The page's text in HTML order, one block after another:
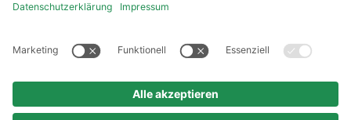
Rechtliches
Datenschutzerklärung
Urheberrechtshinweis